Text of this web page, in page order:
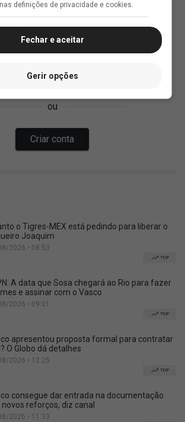
o Tigres-MEX está pedindo para liberar o
Joaquim
2026 • 08:53
TOP
A data que Sosa chegará ao Rio para fazer
e assinar com o Vasco
2026 • 09:01
TOP
apresentou proposta formal para contratar
O Globo dá detalhes
2026 • 12:25
TOP
consegue dar entrada na documentação
novos reforços, diz canal
2026 • 11:33
definições de privacidade e cookies.
Fechar e aceitar
Gerir opções